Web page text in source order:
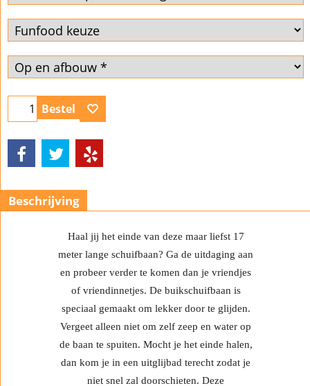
Bestel
Beschrijving
Haal jij het einde van deze maar liefst 17
meter lange schuifbaan? Ga de uitdaging aan
en probeer verder te komen dan je vriendjes
of vriendinnetjes. De buikschuifbaan is
speciaal gemaakt om lekker door te glijden.
Vergeet alleen niet om zelf zeep en water op
de baan te spuiten. Mocht je het einde halen,
dan kom je in een uitglijbad terecht zodat je
niet snel zal doorschieten. Deze